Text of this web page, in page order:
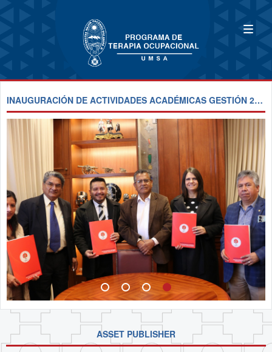
INAUGURACIÓN DE ACTIVIDADES ACADÉMICAS GESTIÓN 2024
ASSET PUBLISHER